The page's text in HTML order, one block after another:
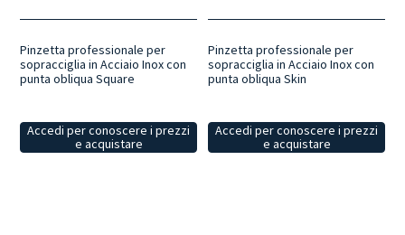
Pinzetta professionale per
sopracciglia in Acciaio Inox con
punta obliqua Square
Accedi per conoscere i prezzi
e acquistare
Pinzetta professionale per
sopracciglia in Acciaio Inox con
punta obliqua Skin
Accedi per conoscere i prezzi
e acquistare